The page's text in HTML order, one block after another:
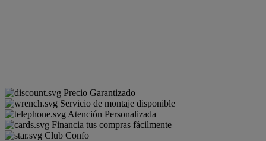
Precio Garantizado
Servicio de montaje disponible
Atención Personalizada
Financia tus compras fácilmente
Club Confo